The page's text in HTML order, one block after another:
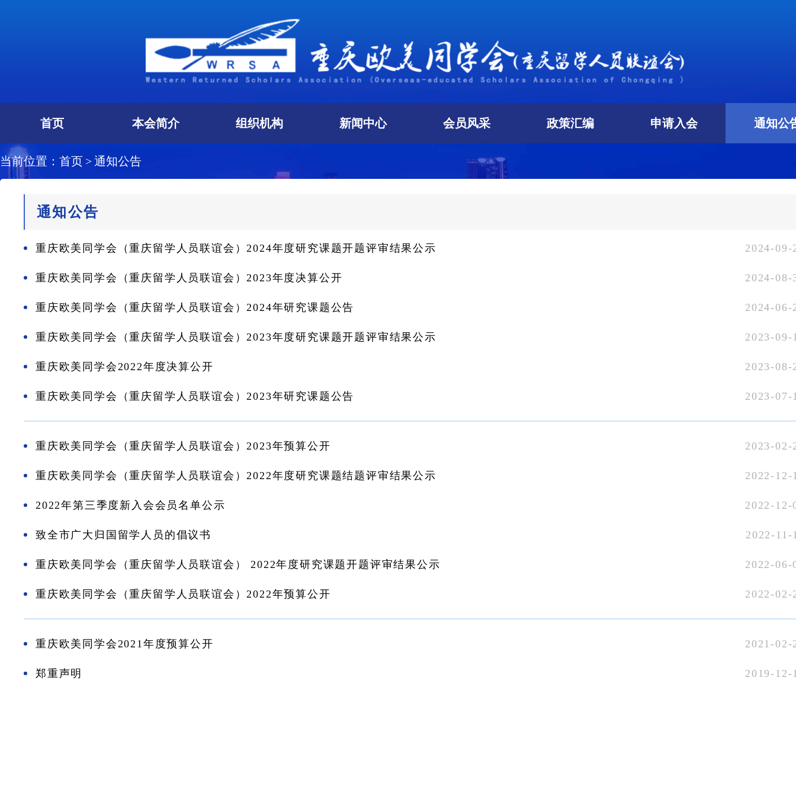
首页 本会简介 组织机构 新闻中心 会员风采 政策汇编 申请入会 通知公
当前位置： 首页 >通知公告
通知公告
重庆欧美同学会（重庆留学人员联谊会）2024年度研究课题开题评审结果公示 2024-09-
重庆欧美同学会（重庆留学人员联谊会）2023年度决算公开 2024-08-
重庆欧美同学会（重庆留学人员联谊会）2024年研究课题公告 2024-06-
重庆欧美同学会（重庆留学人员联谊会）2023年度研究课题开题评审结果公示 2023-09-
重庆欧美同学会2022年度决算公开 2023-08-
重庆欧美同学会（重庆留学人员联谊会）2023年研究课题公告 2023-07-
重庆欧美同学会（重庆留学人员联谊会）2023年预算公开 2023-02-
重庆欧美同学会（重庆留学人员联谊会）2022年度研究课题结题评审结果公示 2022-12-
2022年第三季度新入会会员名单公示 2022-12-
致全市广大归国留学人员的倡议书 2022-11-
重庆欧美同学会（重庆留学人员联谊会） 2022年度研究课题开题评审结果公示 2022-06-
重庆欧美同学会（重庆留学人员联谊会）2022年预算公开 2022-02-
重庆欧美同学会2021年度预算公开 2021-02-
郑重声明 2019-12-